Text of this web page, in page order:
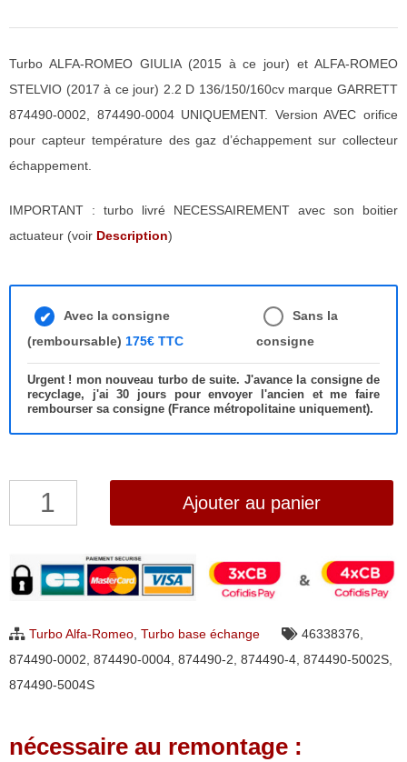
Turbo ALFA-ROMEO GIULIA (2015 à ce jour) et ALFA-ROMEO
STELVIO (2017 à ce jour) 2.2 D 136/150/160cv marque GARRETT
874490-0002, 874490-0004 UNIQUEMENT. Version AVEC orifice
pour capteur température des gaz d’échappement sur collecteur
échappement.
IMPORTANT : turbo livré NECESSAIREMENT avec son boitier
actuateur (voir Description)
Avec la consigne
(remboursable) 175€ TTC
Sans la
consigne
Urgent ! mon nouveau turbo de suite. J'avance la consigne de
recyclage, j'ai 30 jours pour envoyer l'ancien et me faire
rembourser sa consigne (France métropolitaine uniquement).
quantité
Alfa-
Romeo
Stelvio
874490-
Ajouter au panier
Turbo Alfa-Romeo, Turbo base échange 46338376,
874490-0002, 874490-0004, 874490-2, 874490-4, 874490-5002S,
874490-5004S
nécessaire au remontage :